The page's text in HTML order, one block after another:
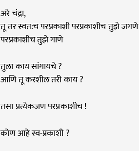
अरे चंद्रा,
तू तर स्वत:च परप्रकाशी परप्रकाशीच तुझे जगणे
परप्रकाशीच तुझे गाणे
तुला काय सांगायचे ?
आणि तू करशील तरी काय ?
तसा प्रत्येकजण परप्रकाशीच !
कोण आहे स्व-प्रकाशी ?